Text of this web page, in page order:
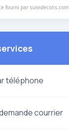
fourni par suividecolis.com
téléphone
courrier